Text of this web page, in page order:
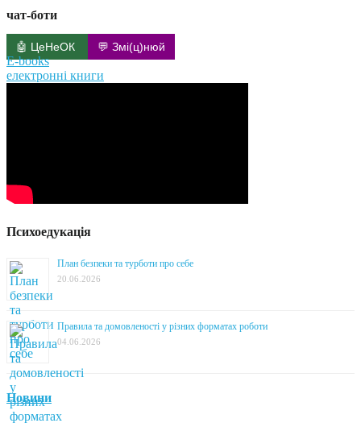
чат-боти
🤖 ЦеНеОК 💬 Змі(ц)нюй
E-books
електронні книги
Психоедукація
План безпеки та турботи про себе
20.06.2026
Правила та домовленості у різних форматах роботи
04.06.2026
Новини